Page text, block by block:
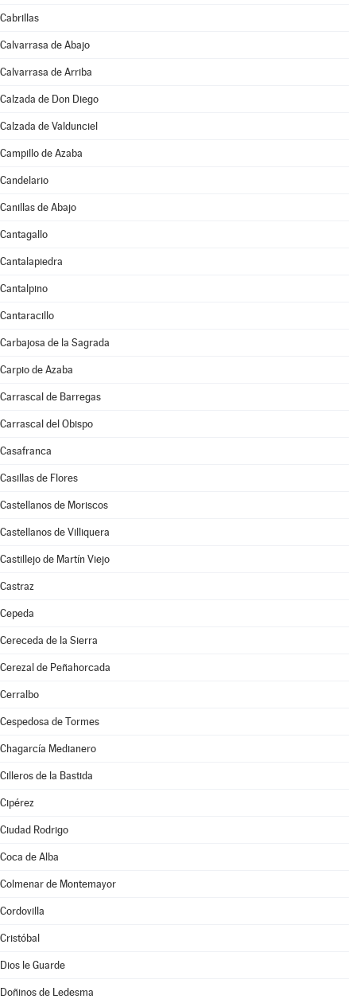
Cabrillas
Calvarrasa de Abajo
Calvarrasa de Arriba
Calzada de Don Diego
Calzada de Valdunciel
Campillo de Azaba
Candelario
Canillas de Abajo
Cantagallo
Cantalapiedra
Cantalpino
Cantaracillo
Carbajosa de la Sagrada
Carpio de Azaba
Carrascal de Barregas
Carrascal del Obispo
Casafranca
Casillas de Flores
Castellanos de Moriscos
Castellanos de Villiquera
Castillejo de Martín Viejo
Castraz
Cepeda
Cereceda de la Sierra
Cerezal de Peñahorcada
Cerralbo
Cespedosa de Tormes
Chagarcía Medianero
Cilleros de la Bastida
Cipérez
Ciudad Rodrigo
Coca de Alba
Colmenar de Montemayor
Cordovilla
Cristóbal
Dios le Guarde
Doñinos de Ledesma